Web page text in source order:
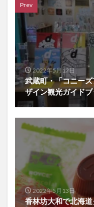
Prev
2022年5月12日
武蔵町・「コニー
ザイン観光ガイドブ
2022年5月13日
香林坊大和で北海